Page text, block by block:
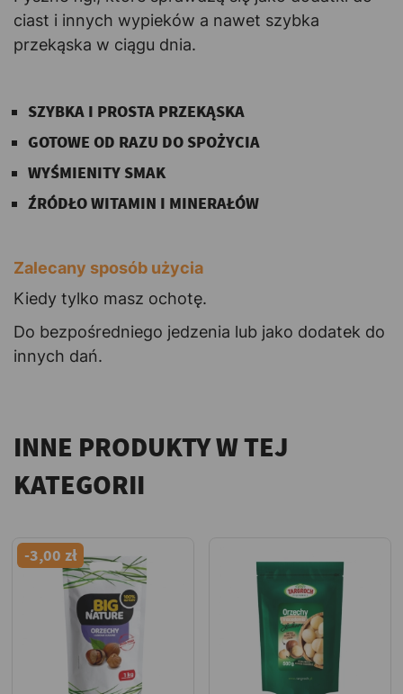
ciast i innych wypieków a nawet szybka
przekąska w ciągu dnia.
SZYBKA I PROSTA PRZEKĄSKA
GOTOWE OD RAZU DO SPOŻYCIA
WYŚMIENITY SMAK
ŹRÓDŁO WITAMIN I MINERAŁÓW
Zalecany sposób użycia
Kiedy tylko masz ochotę.
Do bezpośredniego jedzenia lub jako dodatek do
innych dań.
INNE PRODUKTY W TEJ
KATEGORII
-3,00 zł